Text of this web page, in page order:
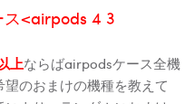
<airpods 4 3
上ならばairpodsケース全機
のおまけの機種を教えて